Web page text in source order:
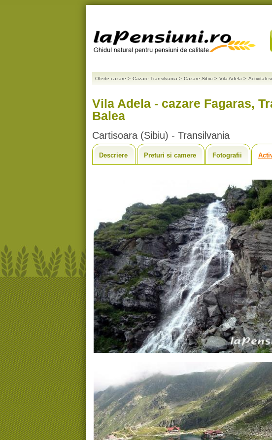
Oferte cazare > Cazare Transilvania > Cazare Sibiu > Vila Adela > Activitati
Vila Adela - cazare Fagaras,
Balea
Cartisoara (Sibiu) - Transilvania
Descriere Preturi si camere Fotografii